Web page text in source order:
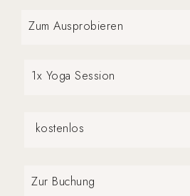
Zum Ausprobieren
1x Yoga Session
kostenlos
Zur Buchung